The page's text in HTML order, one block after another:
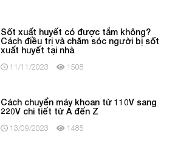
Sốt xuất huyết có được tắm không?
Cách điều trị và chăm sóc người bị sốt
xuất huyết tại nhà
11/11/2023 1508
Cách chuyển máy khoan từ 110V sang
220V chi tiết từ A đến Z
13/09/2023 1485